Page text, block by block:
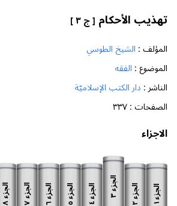
تهذيب الأحكام [ ج ٣ ]
المؤلف : الشيخ الطوسي
الموضوع : الفقه
الناشر : دار الكتب الإسلاميّة
الصفحات :٣٣٧
الاجزاء
الجزء
١
الجزء
٢
الجزء
٣ الجزء
٤
الجزء
٥
الجزء
٦
الجزء
٧
الجزء
٨